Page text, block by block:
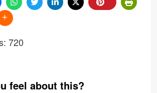
720
feel about this?